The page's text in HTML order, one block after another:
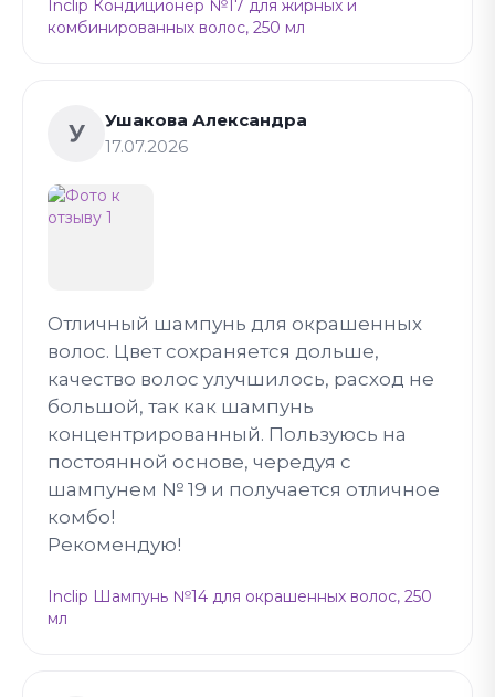
Inclip Кондиционер №17 для жирных и
комбинированных волос, 250 мл
У
Ушакова Александра
17.07.2026
Отличный шампунь для окрашенных
волос. Цвет сохраняется дольше,
качество волос улучшилось, расход не
большой, так как шампунь
концентрированный. Пользуюсь на
постоянной основе, чередуя с
шампунем № 19 и получается отличное
комбо!
Рекомендую!
Inclip Шампунь №14 для окрашенных волос, 250
мл